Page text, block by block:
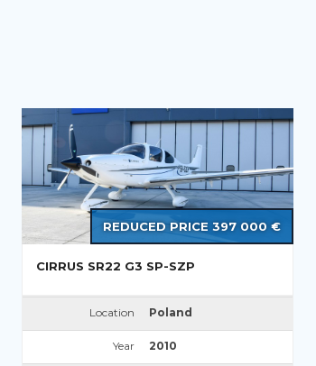
REDUCED PRICE 397 000 €
CIRRUS SR22 G3 SP-SZP
Location Poland
Year 2010